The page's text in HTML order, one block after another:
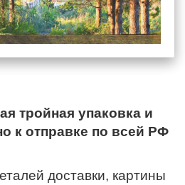
тройная упаковка и
к отправке по всей РФ
доставки, картины